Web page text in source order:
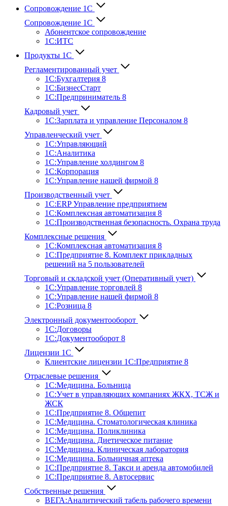
Сопровождение 1С
Сопровождение 1С
Абонентское сопровождение
1С:ИТС
Продукты 1С
Регламентированный учет
1C:Бухгалтерия 8
1С:БизнесСтарт
1C:Предприниматель 8
Кадровый учет
1С:Зарплата и управление Персона­лом 8
Управленческий учет
1С:Управляющий
1С:Аналитика
1С:Управление холдингом 8
1С:Корпорация
1С:Управление нашей фирмой 8
Производственный учет
1С:ERP Управление предприятием
1С:Комплексная автоматизация 8
1С:Производственная безопасность. Охрана труда
Комплексные решения
1С:Комплексная автоматизация 8
1С:Предприятие 8. Комплект прикладных
решений на 5 пользователей
Торговый и складской учет (Оперативный учет)
1С:Управление торговлей 8
1С:Управление нашей фирмой 8
1С:Розница 8
Электронный документооборот
1С:Договоры
1С:Документооборот 8
Лицензии 1С
Клиентские лицензии 1С:Предприятие 8
Отраслевые решения
1С:Медицина. Больница
1C:Учет в управляющих компаниях ЖКХ, ТСЖ и
ЖСК
1С:Предприятие 8. Общепит
1С:Медицина. Стоматологическая клиника
1С:Медицина. Поликлиника
1С:Медицина. Диетическое питание
1С:Медицина. Клиническая лаборатория
1С:Медицина. Больничная аптека
1С:Предприятие 8. Такси и аренда автомобилей
1С:Предприятие 8. Автосервис
Собственные решения
ВЕГА:Аналитичес­кий табель рабочего времени